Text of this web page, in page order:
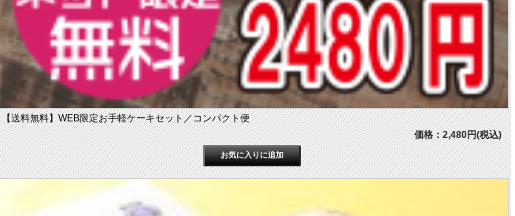
【送料無料】WEB限定お手軽ケーキセット／コンパクト便
価格：2,480円(税込)